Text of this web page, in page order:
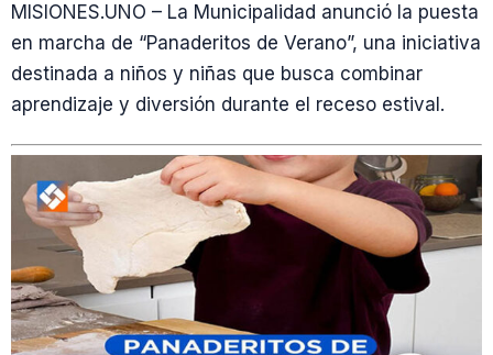
MISIONES.UNO – La Municipalidad anunció la puesta
en marcha de “Panaderitos de Verano”, una iniciativa
destinada a niños y niñas que busca combinar
aprendizaje y diversión durante el receso estival.